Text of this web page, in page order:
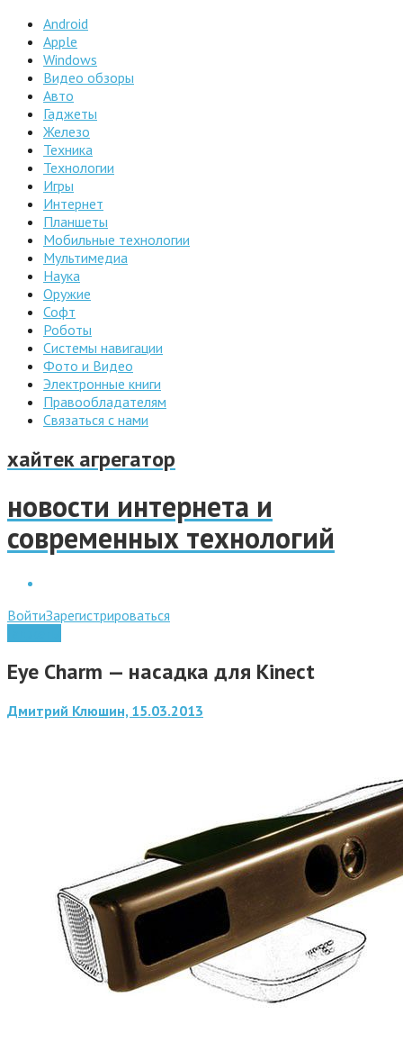
Android
Apple
Windows
Видео обзоры
Авто
Гаджеты
Железо
Техника
Технологии
Игры
Интернет
Планшеты
Мобильные технологии
Мультимедиа
Наука
Оружие
Софт
Роботы
Системы навигации
Фото и Видео
Электронные книги
Правообладателям
Связаться с нами
хайтек агрегатор
новости интернета и
современных технологий
ВойтиЗарегистрироваться
Eye Charm — насадка для Kinect
Дмитрий Клюшин, 15.03.2013